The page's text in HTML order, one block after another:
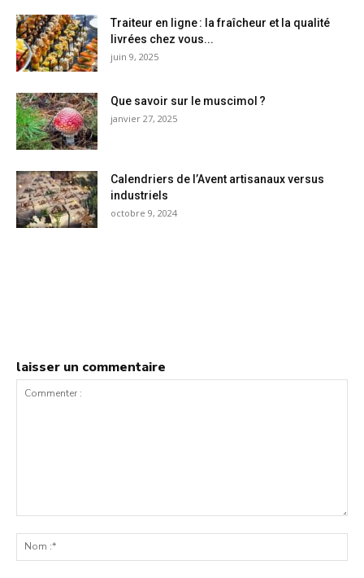
Traiteur en ligne : la fraîcheur et la qualité
livrées chez vous...
juin 9, 2025
Que savoir sur le muscimol ?
janvier 27, 2025
Calendriers de l’Avent artisanaux versus
industriels
octobre 9, 2024
laisser un commentaire
:*